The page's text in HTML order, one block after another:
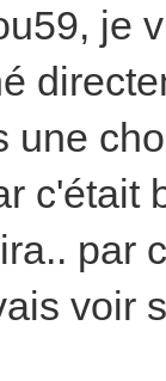
je
une
c'était
par
voir